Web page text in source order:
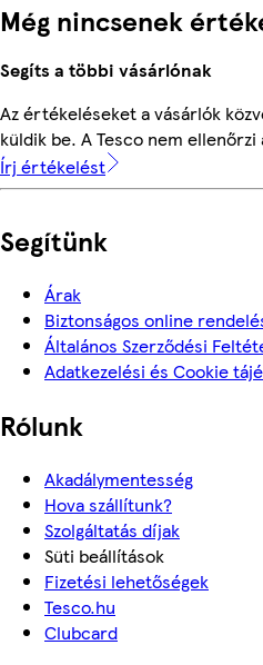
Még nincsenek
Segíts a többi vásárlónak
Az értékeléseket a vásárlók
küldik be. A Tesco nem
Írj értékelést
Segítünk
Árak
Biztonságos online
Általános Szerződési
Adatkezelési és Cookie
Rólunk
Akadálymentesség
Hova szállítunk?
Szolgáltatás díjak
Süti beállítások
Fizetési lehetőségek
Tesco.hu
Clubcard